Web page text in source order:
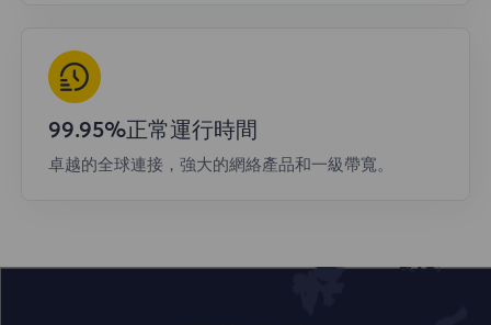
99.95%正常運行時間
卓越的全球連接，強大的網絡產品和一級帶寬。